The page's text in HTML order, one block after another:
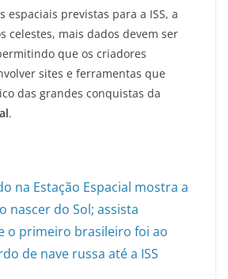
espaciais previstas para a ISS, a
celestes, mais dados devem ser
que os criadores
sites e ferramentas que
das grandes conquistas da
.
na Estação Espacial mostra a
nascer do Sol; assista
o primeiro brasileiro foi ao
de nave russa até a ISS